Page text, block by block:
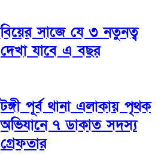
বিয়ের সাজে যে ৩ নতুনত্ব
দেখা যাবে এ বছর
টঙ্গী পূর্ব থানা এলাকায় পৃথক
অভিযানে ৭ ডাকাত সদস্য
গ্রেফতার